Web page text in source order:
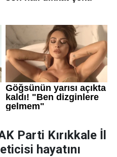
Parti Kırıkkale İl
hayatını